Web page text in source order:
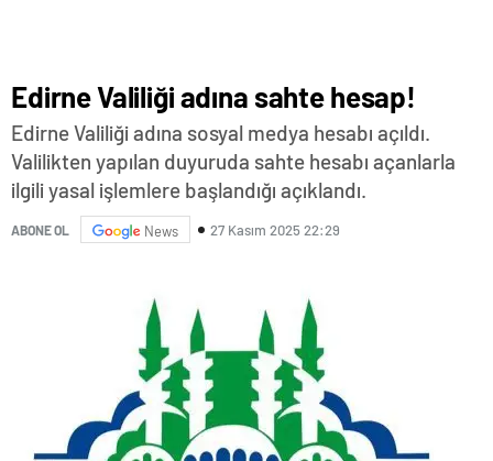
Edirne Valiliği adına sahte hesap!
Edirne Valiliği adına sosyal medya hesabı açıldı.
Valilikten yapılan duyuruda sahte hesabı açanlarla
ilgili yasal işlemlere başlandığı açıklandı.
ABONE OL News 27 Kasım 2025 22:29